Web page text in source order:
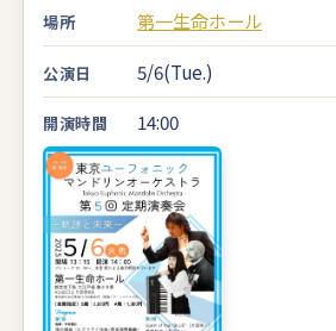
場所 第一生命ホール
公演日 5/6(Tue.)
開演時間 14:00